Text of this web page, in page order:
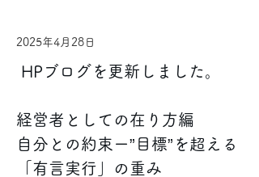
2025年4月28日
HPブログを更新しました。
経営者としての在り方編
自分との約束ー”目標”を超える
「有言実行」の重み